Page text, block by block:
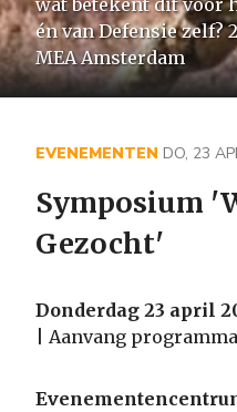
én van Defensie zelf?
MEA Amsterdam
EVENEMENTEN DO, 23
Symposium
Gezocht'
Donderdag 23 april
| Aanvang